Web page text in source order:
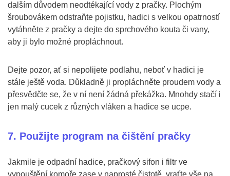
dalším důvodem neodtékající vody z pračky. Plochým
šroubovákem odstraňte pojistku, hadici s velkou opatrností
vytáhněte z pračky a dejte do sprchového kouta či vany,
aby ji bylo možné propláchnout.
Dejte pozor, ať si nepolijete podlahu, neboť v hadici je
stále ještě voda. Důkladně ji propláchněte proudem vody a
přesvědčte se, že v ní není žádná překážka. Mnohdy stačí i
jen malý cucek z různých vláken a hadice se ucpe.
7. Použijte program na čištění pračky
Jakmile je odpadní hadice, pračkový sifon i filtr ve
vypouštění komoře zase v naprosté čistotě, vraťte vše na